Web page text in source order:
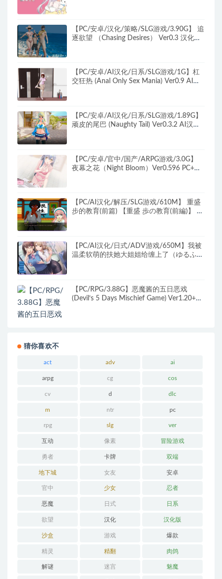
【PC/安卓/汉化/策略/SLG游戏/3.90G】 追
逐欲望 （Chasing Desires） Ver0.3 汉化版
【PC/安卓/AI汉化/日系/SLG游戏/1G】杠
交狂热 (Anal Only Sex Mania) Ver0.9 AI汉
【PC/安卓/AI汉化/日系/SLG游戏/1.89G】
顽皮的尾巴 (Naughty Tail) Ver0.3.2 AI汉化
【PC/安卓/官中/国产/ARPG游戏/3.0G】
夜幕之花（Night Bloom）Ver0.596 PC+安
【PC/AI汉化/解压/SLG游戏/610M】 重盛
步的教育(前篇) 【重盛 歩の教育(前編)】 AI
【PC/AI汉化/日式/ADV游戏/650M】我被
温柔软萌的扶她大姐姐给缠上了（ゆるふわ
【PC/RPG/3.88G】恶魔酱的五日恶戏
(Devil‘s 5 Days Mischief Game) Ver1.20+汉
猜你喜欢不
act adv ai
arpg cg cos
cv d dlc
m ntr pc
rpg slg ver
互动 像素 冒险游戏
勇者 卡牌 双端
地下城 女友 安卓
官中 少女 忍者
恶魔 日式 日系
欲望 汉化 汉化版
沙盒 游戏 爆款
精灵 精翻 肉鸽
解谜 迷宫 魅魔